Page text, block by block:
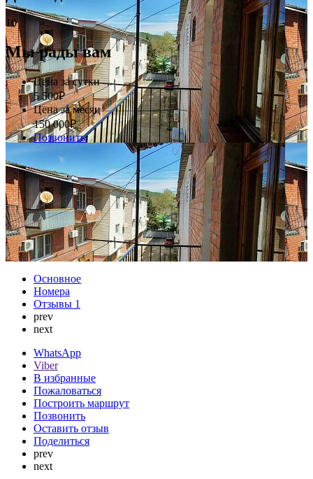
10
Мы рады вам
Цена за сутки
5 500₽
Цена за месяц
150 000₽
Позвонить
Основное
Номера
Отзывы 1
prev
next
WhatsApp
Viber
В избранные
Пожаловаться
Построить маршрут
Позвонить
Оставить отзыв
Поделиться
prev
next